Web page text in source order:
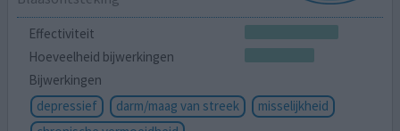
Effectiviteit
Hoeveelheid bijwerkingen
Bijwerkingen
depressief
darm/maag van streek
misselijkheid